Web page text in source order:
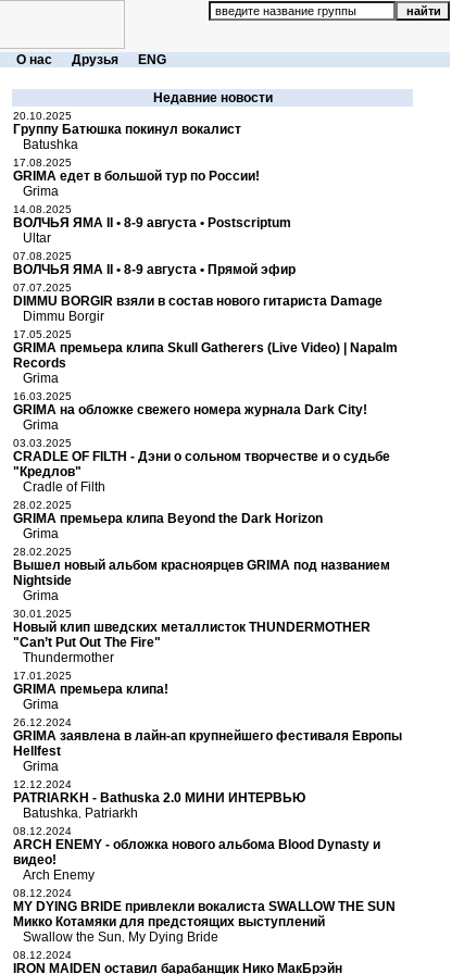
О нас Друзья ENG
Недавние новости
20.10.2025
Группу Батюшка покинул вокалист
Batushka
17.08.2025
GRIMA едет в большой тур по России!
Grima
14.08.2025
ВОЛЧЬЯ ЯМА II • 8-9 августа • Postscriptum
Ultar
07.08.2025
ВОЛЧЬЯ ЯМА II • 8-9 августа • Прямой эфир
07.07.2025
DIMMU BORGIR взяли в состав нового гитариста Damage
Dimmu Borgir
17.05.2025
GRIMA премьера клипа Skull Gatherers (Live Video) | Napalm
Records
Grima
16.03.2025
GRIMA на обложке свежего номера журнала Dark City!
Grima
03.03.2025
CRADLE OF FILTH - Дэни о сольном творчестве и о судьбе
"Кредлов"
Cradle of Filth
28.02.2025
GRIMA премьера клипа Beyond the Dark Horizon
Grima
28.02.2025
Вышел новый альбом красноярцев GRIMA под названием
Nightside
Grima
30.01.2025
Новый клип шведских металлисток THUNDERMOTHER
"Can’t Put Out The Fire"
Thundermother
17.01.2025
GRIMA премьера клипа!
Grima
26.12.2024
GRIMA заявлена в лайн-ап крупнейшего фестиваля Европы
Hellfest
Grima
12.12.2024
PATRIARKH - Bathuska 2.0 МИНИ ИНТЕРВЬЮ
Batushka Patriarkh
08.12.2024
ARCH ENEMY - обложка нового альбома Blood Dynasty и
видео!
Arch Enemy
08.12.2024
MY DYING BRIDE привлекли вокалиста SWALLOW THE SUN
Микко Котамяки для предстоящих выступлений
Swallow the Sun
My Dying Bride
08.12.2024
IRON MAIDEN оставил барабанщик Нико МакБрэйн